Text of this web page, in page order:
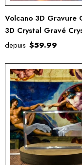
Volcano 3D Gravure
3D Crystal Gravé
Cadeau / Décor /
depuis $59.99